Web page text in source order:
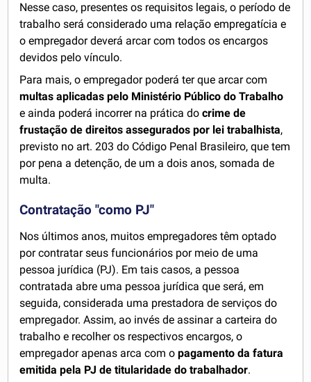
Nesse caso, presentes os requisitos legais, o período de
trabalho será considerado uma relação empregatícia e
o empregador deverá arcar com todos os encargos
devidos pelo vínculo.
Para mais, o empregador poderá ter que arcar com
multas aplicadas pelo Ministério Público do Trabalho
e ainda poderá incorrer na prática docrime de
frustação de direitos assegurados por lei trabalhista,
previsto no art. 203 do Código Penal Brasileiro, que tem
por pena a detenção, de um a dois anos, somada de
multa.
Contratação "como PJ"
Nos últimos anos, muitos empregadores têm optado
por contratar seus funcionários por meio de uma
pessoa jurídica (PJ). Em tais casos, a pessoa
contratada abre uma pessoa jurídica que será, em
seguida, considerada uma prestadora de serviços do
empregador. Assim, ao invés de assinar a carteira do
trabalho e recolher os respectivos encargos, o
empregador apenas arca com opagamento da fatura
emitida pela PJ de titularidade do trabalhador.